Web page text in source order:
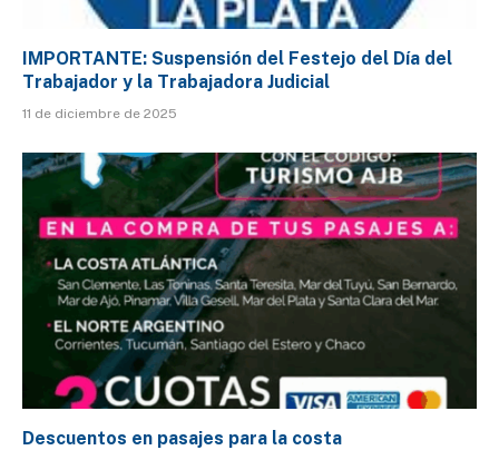
IMPORTANTE: Suspensión del Festejo del Día del
Trabajador y la Trabajadora Judicial
11 de diciembre de 2025
Descuentos en pasajes para la costa